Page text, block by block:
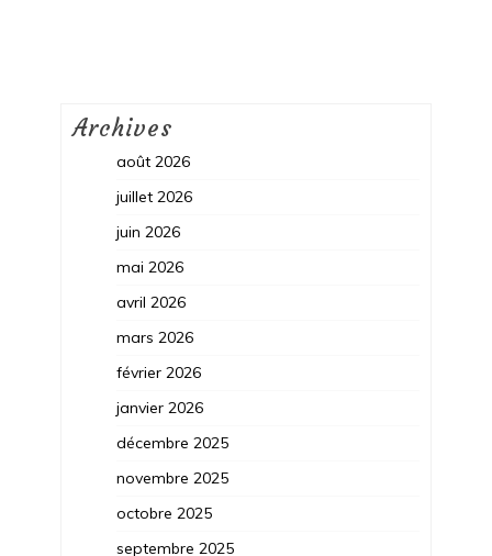
Archives
août 2026
juillet 2026
juin 2026
mai 2026
avril 2026
mars 2026
février 2026
janvier 2026
décembre 2025
novembre 2025
octobre 2025
septembre 2025